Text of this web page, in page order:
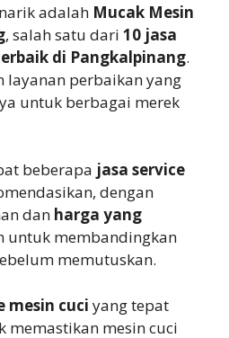
adalah Mucak Mesin
, salah satu dari 10 jasa
di Pangkalpinang.
layanan perbaikan yang
untuk berbagai merek
beberapa jasa service
dengan
dan harga yang
untuk membandingkan
memutuskan.
mesin cuci yang tepat
memastikan mesin cuci